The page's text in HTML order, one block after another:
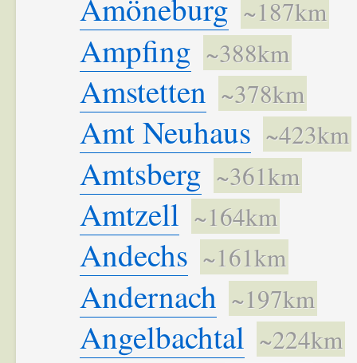
Amöneburg ~187km
Ampfing ~388km
Amstetten ~378km
Amt Neuhaus ~423km
Amtsberg ~361km
Amtzell ~164km
Andechs ~161km
Andernach ~197km
Angelbachtal ~224km